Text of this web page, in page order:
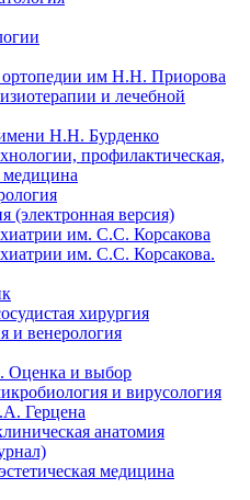
ортопедии им Н.Н. Приорова
и лечебной
Н.Н. Бурденко
профилактическая,
медицина
(электронная версия)
им. С.С. Корсакова
им. С.С. Корсакова.
хирургия
и венерология
Оценка и выбор
и вирусология
Герцена
анатомия
медицина